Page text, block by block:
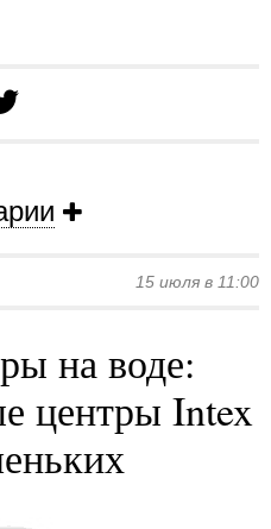
15 июля в 11:00
на воде:
центры Intex